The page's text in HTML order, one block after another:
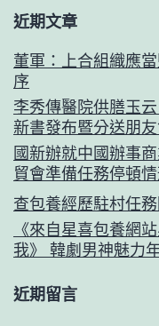
近期文章
董軍：上合組織應
序
李秀傳醫院供膳玉
新書發布暨分送朋
國新辦就中國辦事
貿會準備任務停頓
查包養經歷駐村任
《來自星喜包養網
我》 韓劇男神魅力
近期留言